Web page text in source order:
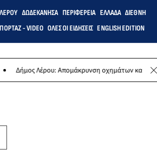
ΔΩΔΕΚΆΝΗΣΑ ΠΕΡΙΦΈΡΕΙΑ ΕΛΛΆΔΑ ΔΙΕΘΝΉ
- VIDEO ΌΛΕΣ ΟΙ ΕΙΔΉΣΕΙΣ ENGLISH EDITION
Λέρου: Απομάκρυνση οχημάτων και σκαφών